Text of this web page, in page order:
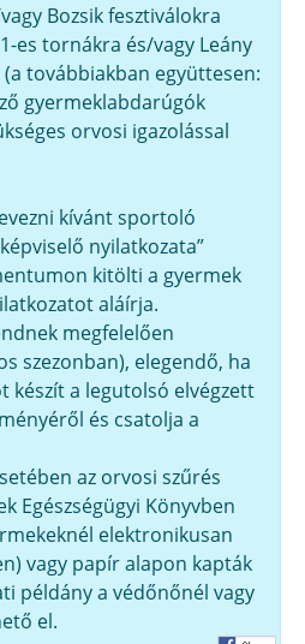
Bozsik fesztiválokra
es tornákra és/vagy Leány
továbbiakban együttesen:
gyermeklabdarúgók
orvosi igazolással
kívánt sportoló
nyilatkozata”
kitölti a gyermek
aláírja.
megfelelően
szezonban), elegendő, ha
készít a legutolsó elvégzett
és csatolja a
az orvosi szűrés
Egészségügyi Könyvben
elektronikusan
vagy papír alapon kapták
példány a védőnőnél vagy
el.